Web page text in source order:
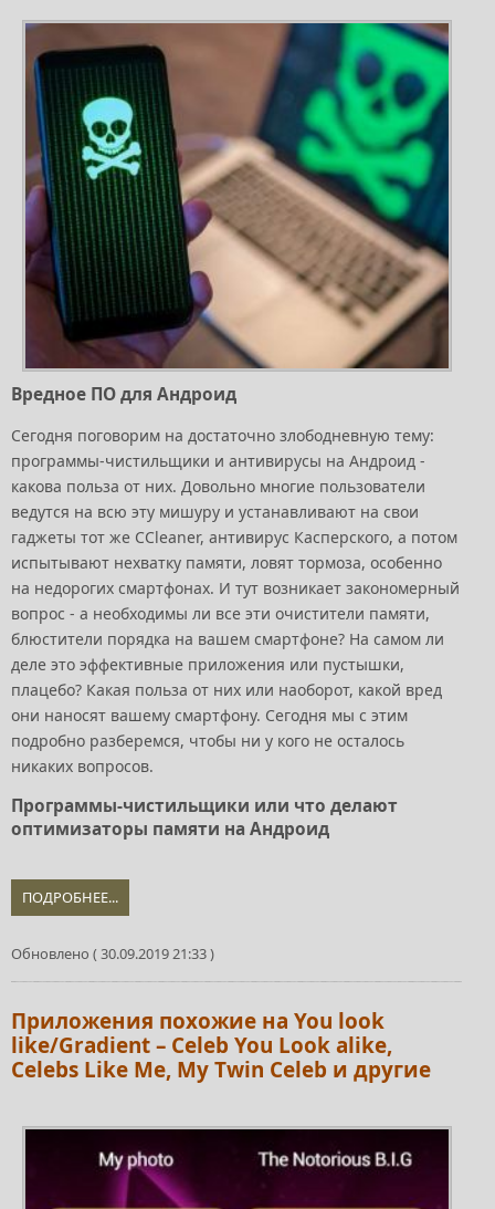
Вредное ПО для Андроид
Сегодня поговорим на достаточно злободневную тему:
программы-чистильщики и антивирусы на Андроид -
какова польза от них. Довольно многие пользователи
ведутся на всю эту мишуру и устанавливают на свои
гаджеты тот же CCleaner, антивирус Касперского, а потом
испытывают нехватку памяти, ловят тормоза, особенно
на недорогих смартфонах. И тут возникает закономерный
вопрос - а необходимы ли все эти очистители памяти,
блюстители порядка на вашем смартфоне? На самом ли
деле это эффективные приложения или пустышки,
плацебо? Какая польза от них или наоборот, какой вред
они наносят вашему смартфону. Сегодня мы с этим
подробно разберемся, чтобы ни у кого не осталось
никаких вопросов.
Программы-чистильщики или что делают
оптимизаторы памяти на Андроид
ПОДРОБНЕЕ...
Обновлено ( 30.09.2019 21:33 )
Приложения похожие на You look
like/Gradient – Celeb You Look alike,
Celebs Like Me, My Twin Celeb и другие